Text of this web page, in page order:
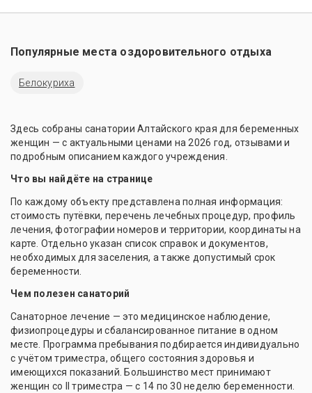
Популярные места оздоровительного отдыха
Белокуриха
Здесь собраны санатории Алтайского края для беременных
женщин — с актуальными ценами на 2026 год, отзывами и
подробным описанием каждого учреждения.
Что вы найдёте на странице
По каждому объекту представлена полная информация:
стоимость путёвки, перечень лечебных процедур, профиль
лечения, фотографии номеров и территории, координаты на
карте. Отдельно указан список справок и документов,
необходимых для заселения, а также допустимый срок
беременности.
Чем полезен санаторий
Санаторное лечение — это медицинское наблюдение,
физиопроцедуры и сбалансированное питание в одном
месте. Программа пребывания подбирается индивидуально
с учётом триместра, общего состояния здоровья и
имеющихся показаний. Большинство мест принимают
женщин со II триместра — с 14 по 30 неделю беременности.